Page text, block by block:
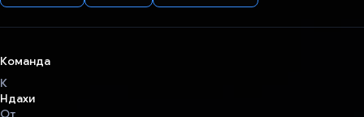
Команда
К
Ндахи
От